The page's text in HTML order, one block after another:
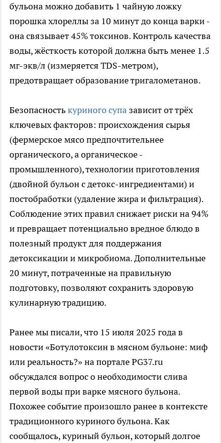
бульона можно добавить 1 чайную ложку
порошка хлореллы за 10 минут до конца варки -
она связывает 45% токсинов. Контроль качества
воды, жёсткость которой должна быть менее 1.5
мг-экв/л (измеряется TDS-метром),
предотвращает образование тригалометанов.
Безопасностькуриного супа зависит от трёх
ключевых факторов: происхождения сырья
(фермерское мясо предпочтительнее
органического, а органическое -
промышленного), технологии приготовления
(двойной бульон с детокс-ингредиентами) и
постобработки (удаление жира и фильтрация).
Соблюдение этих правил снижает риски на 94%
и превращает потенциально вредное блюдо в
полезный продукт для поддержания
детоксикации и микробиома. Дополнительные
20 минут, потраченные на правильную
подготовку, позволяют сохранить здоровую
кулинарную традицию.
Ранее мы писали, что 15 июля 2025 года в
новости «Ботулотоксин в мясном бульоне: миф
или реальность?» на портале PG37.ru
обсуждался вопрос о необходимости слива
первой воды при варке мясного бульона.
Похожее событие произошло ранее в контексте
традиционного куриного бульона. Как
сообщалось, куриный бульон, который долгое